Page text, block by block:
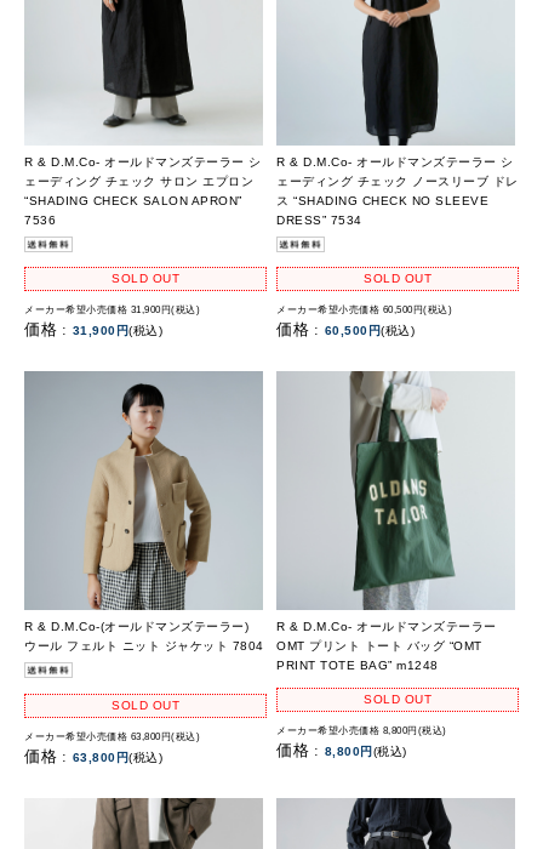
R & D.M.Co- オールドマンズテーラー シ
ェーディング チェック サロン エプロン
“SHADING CHECK SALON APRON”
7536
SOLD OUT
メーカー希望小売価格 31,900円(税込)
価格 : 31,900円(税込)
R & D.M.Co- オールドマンズテーラー シ
ェーディング チェック ノースリーブ ドレ
ス “SHADING CHECK NO SLEEVE
DRESS” 7534
SOLD OUT
メーカー希望小売価格 60,500円(税込)
価格 : 60,500円(税込)
R & D.M.Co-(オールドマンズテーラー)
ウール フェルト ニット ジャケット 7804
SOLD OUT
メーカー希望小売価格 63,800円(税込)
価格 : 63,800円(税込)
R & D.M.Co- オールドマンズテーラー
OMT プリント トート バッグ “OMT
PRINT TOTE BAG” m1248
SOLD OUT
メーカー希望小売価格 8,800円(税込)
価格 : 8,800円(税込)